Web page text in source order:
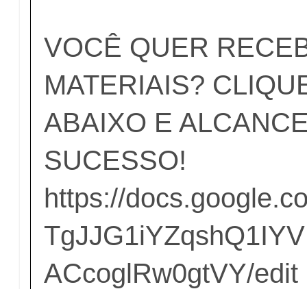
VOCÊ QUER
MATERIAIS?
ABAIXO E
SUCESSO!
https://
ACcoglRw0gtVY/edit